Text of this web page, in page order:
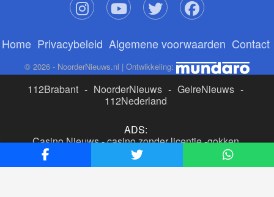
Home Privacybeleid Algemene voorwaarden Contact
© 2026 - NoorderNieuws.nl | Ontwikkeling:
112Brabant - NoorderNieuws - GelreNieuws -
112Nederland
ADS:
Casino Nieuws-casino zonder licentie-gokken
buitenlandse site
beste online casino nederland